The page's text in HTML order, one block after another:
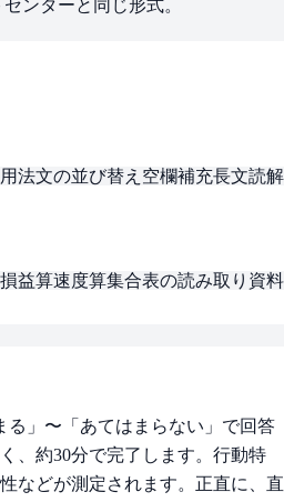
ンターと同じ形式。
法文の並び替え 空欄補充長文読解
損益算速度算集合表の読み取り 資料
る」〜「あてはまらない」で回答
、約30分で完了します。行動特
などが測定されます。正直に、直